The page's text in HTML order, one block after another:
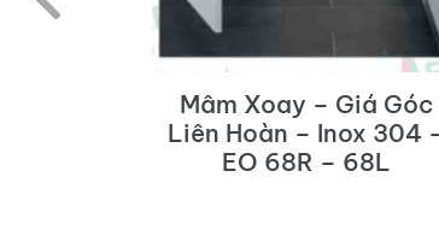
Mâm Xoay – Giá Góc
Liên Hoàn – Inox 304
EO 68R – 68L